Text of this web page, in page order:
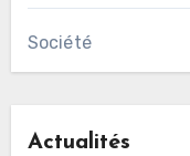
Société
Actualités